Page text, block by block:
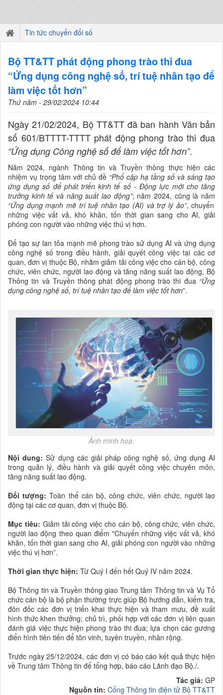
Tin tức chuyển đổi số
Bộ TT&TT phát động phong trào thi đua
“Ứng dụng công nghệ số, trí tuệ nhân tạo để
làm việc tốt hơn”
Thứ năm - 29/02/2024 10:44
Ngày 21/02/2024, Bộ TT&TT đã ban hành Văn bản
số 601/BTTTT-TTTT phát động phong trào thi đua
“Ứng dụng Công nghệ số để làm việc tốt hơn”.
Năm 2024, ngành Thông tin và Truyền thông thực hiện các
nhiệm vụ trọng tâm với chủ đề “Phổ cập hạ tầng số và sáng tạo
ứng dụng số để phát triển kinh tế số - Động lực mới cho tăng
trưởng kinh tế và năng suất lao động”; năm 2024, cũng là năm
“Ứng dụng mạnh mẽ trí tuệ nhân tạo (AI) và trợ lý ảo”, chuyển
những việc vất vả, khó khăn, tốn thời gian sang cho AI, giải
phóng con người vào những việc thú vị hơn.
Để tạo sự lan tỏa mạnh mẽ phong trào sử dụng AI và ứng dụng
công nghệ số trong điều hành, giải quyết công việc tại các cơ
quan, đơn vị thuộc Bộ, nhằm giảm tải công việc cho cán bộ, công
chức, viên chức, người lao động và tăng năng suất lao động, Bộ
Thông tin và Truyền thông phát động phong trào thi đua “Ứng
dụng công nghệ số, trí tuệ nhân tạo để làm việc tốt hơn”.
Ảnh minh hoạ.
Nội dung:Sử dụng các giải pháp công nghệ số, ứng dụng AI
trong quản lý, điều hành và giải quyết công việc chuyên môn,
tăng năng suất lao động.
Đối tượng: Toàn thể cán bộ, công chức, viên chức, người lao
động tại các cơ quan, đơn vị thuộc Bộ.
Mục tiêu: Giảm tải công việc cho cán bộ, công chức, viên chức,
người lao động theo quan điểm "Chuyển những việc vất vả, khó
khăn, tốn thời gian sang cho AI, giải phóng con người vào những
việc thú vị hơn”.
Thời gian thực hiện: Từ Quý I đến hết Quý IV năm 2024.
Bộ Thông tin và Truyền thông giao Trung tâm Thông tin và Vụ Tổ
chức cán bộ là bộ phận thường trực giúp Bộ hướng dẫn, kiểm tra,
đôn đốc các đơn vị triển khai thực hiện và tham mưu, đề xuất
hình thức khen thưởng; chủ trì, phối hợp với các đơn vị liên quan
đánh giá việc thực hiện phong trào thi đua; lựa chọn các gương
điển hình tiên tiến để tôn vinh, tuyên truyền, nhân rộng.
Trước ngày 25/12/2024, các đơn vị có báo cáo kết quả thực hiện
về Trung tâm Thông tin để tổng hợp, báo cáo Lãnh đạo Bộ./.
Tác giả: GP
Nguồn tin: Cổng Thông tin điện tử Bộ TT&TT